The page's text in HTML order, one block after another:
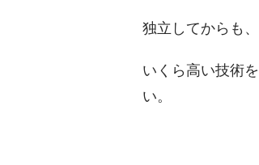
独立してからも
いくら高い技術
い。